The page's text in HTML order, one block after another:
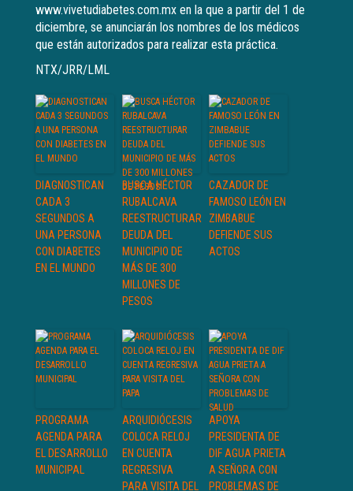
www.vivetudiabetes.com.mx en la que a partir del 1 de
diciembre, se anunciarán los nombres de los médicos
que están autorizados para realizar esta práctica.
NTX/JRR/LML
DIAGNOSTICAN
CADA 3
SEGUNDOS A
UNA PERSONA
CON DIABETES
EN EL MUNDO
BUSCA HÉCTOR
RUBALCAVA
REESTRUCTURAR
DEUDA DEL
MUNICIPIO DE
MÁS DE 300
MILLONES DE
PESOS
CAZADOR DE
FAMOSO LEÓN EN
ZIMBABUE
DEFIENDE SUS
ACTOS
PROGRAMA
AGENDA PARA
EL DESARROLLO
MUNICIPAL
ARQUIDIÓCESIS
COLOCA RELOJ
EN CUENTA
REGRESIVA
PARA VISITA DEL
APOYA
PRESIDENTA DE
DIF AGUA PRIETA
A SEÑORA CON
PROBLEMAS DE